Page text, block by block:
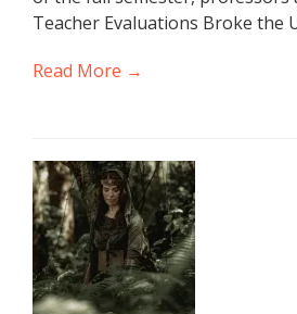
Teacher Evaluations Broke the
Read More →